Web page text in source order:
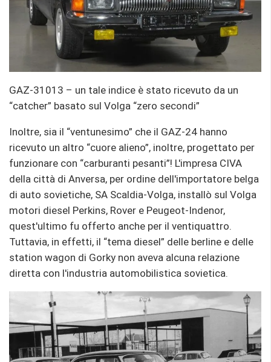
GAZ-31013 – un tale indice è stato ricevuto da un
“catcher” basato sul Volga “zero secondi”
Inoltre, sia il “ventunesimo” che il GAZ-24 hanno
ricevuto un altro “cuore alieno”, inoltre, progettato per
funzionare con “carburanti pesanti”! L'impresa CIVA
della città di Anversa, per ordine dell'importatore belga
di auto sovietiche, SA Scaldia-Volga, installò sul Volga
motori diesel Perkins, Rover e Peugeot-Indenor,
quest'ultimo fu offerto anche per il ventiquattro.
Tuttavia, in effetti, il “tema diesel” delle berline e delle
station wagon di Gorky non aveva alcuna relazione
diretta con l'industria automobilistica sovietica.